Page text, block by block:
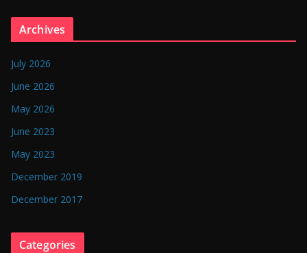
Archives
July 2026
June 2026
May 2026
June 2023
May 2023
December 2019
December 2017
Categories